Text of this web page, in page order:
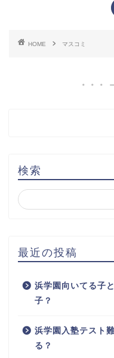
HOME マスコミ
検索
最近の投稿
浜学園向いてる子
子？
浜学園入塾テスト
る？